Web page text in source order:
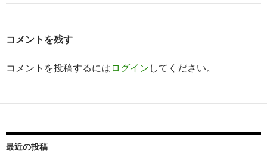
ゲ
ョ
コメントを残す
コメントを投稿するには ログイン してください。
最近の投稿